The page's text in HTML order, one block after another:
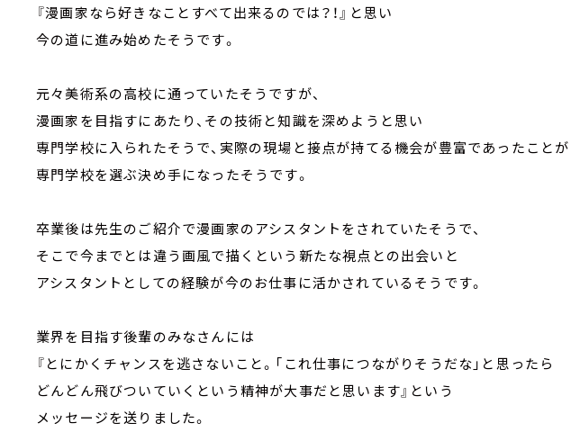
『漫画家なら好きなことすべて出来るのでは？！』と思い
今の道に進み始めたそうです。
元々美術系の高校に通っていたそうですが、
漫画家を目指すにあたり、その技術と知識を深めようと思い
専門学校に入られたそうで、実際の現場と接点が持てる機会が豊富であったことが
専門学校を選ぶ決め手になったそうです。
卒業後は先生のご紹介で漫画家のアシスタントをされていたそうで、
そこで今までとは違う画風で描くという新たな視点との出会いと
アシスタントとしての経験が今のお仕事に活かされているそうです。
業界を目指す後輩のみなさんには
『とにかくチャンスを逃さないこと。「これ仕事につながりそうだな」と思ったら
どんどん飛びついていくという精神が大事だと思います』という
メッセージを送りました。